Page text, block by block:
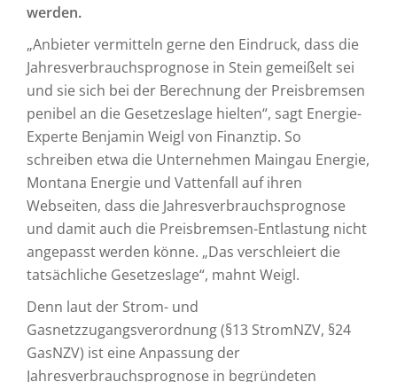
werden.
„Anbieter vermitteln gerne den Eindruck, dass die
Jahresverbrauchsprognose in Stein gemeißelt sei
und sie sich bei der Berechnung der Preisbremsen
penibel an die Gesetzeslage hielten“, sagt Energie-
Experte Benjamin Weigl von Finanztip. So
schreiben etwa die Unternehmen Maingau Energie,
Montana Energie und Vattenfall auf ihren
Webseiten, dass die Jahresverbrauchsprognose
und damit auch die Preisbremsen-Entlastung nicht
angepasst werden könne. „Das verschleiert die
tatsächliche Gesetzeslage“, mahnt Weigl.
Denn laut der Strom- und
Gasnetzzugangsverordnung (§13 StromNZV, §24
GasNZV) ist eine Anpassung der
Jahresverbrauchsprognose in begründeten